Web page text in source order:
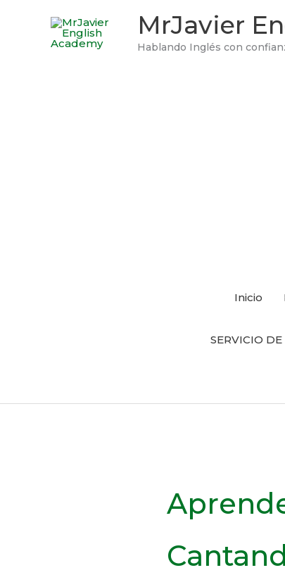
contenido
MrJavier
Hablando Inglés con
Inicio
SERVICIO